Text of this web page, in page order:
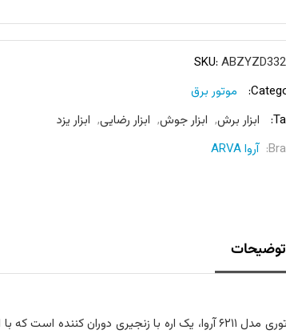
SKU:
موتور برق
ابزار برش, ابزار جوش, ابزار رضایی, ابزار یزد
آروا ARVA
توضیحات